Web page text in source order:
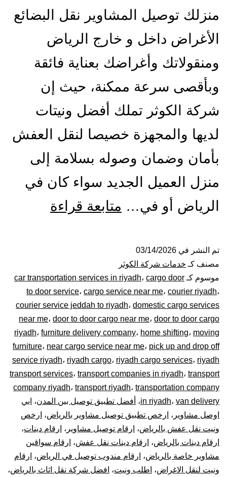
منزلك توصيل المشاوير نقل البضائع
الأغراض داخل و خارج الرياض
ومنقولاتك وأغراضك بعناية فائقة
وبأقصى سرعة ممكنة، حيث إن
شركة الكوثر تملك أفضل ونيتات
لديها والمجهزة خصيصا لنقل العفش
بأمان وضمان وصوله بسلامة إلى
منزل العميل الجديد سواء كان في
الرياض أو في… متابعة قراءة
بالرياض|
–
توصيل
نقل
البضائع
الأغراض
داخل
تم النشر في 03/14/2026
مصنف كـ خدمات شركة الكوثر
موسوم كـ
car transportation services in riyadh، cargo door
to door service، cargo service near me، courier riyadh،
courier service jeddah to riyadh، domestic cargo services
near me، door to door cargo near me، door to door cargo
riyadh، furniture delivery company، home shifting، moving
furniture، near cargo service near me، pick up and drop off
service riyadh، riyadh cargo، riyadh cargo services، riyadh
transport services، transport companies in riyadh، transport
company riyadh، transport riyadh، transportation company
in riyadh، van delivery ، أفضل تطبيق توصيل بين المدن، ابي
اوصل مشاوير ، ارخص تطبيق توصيل مشاوير بالرياض، ارخص
ونيت نقل عفش بالرياض، ارقام توصيل مشاوير ، ارقام دينات،
ارقام دينات بالرياض، ارقام دينات نقل عفش، ارقام سواقين
مشاوير خاصة بالرياض، ارقام مندوب توصيل في الرياض، ارقام
ونيت لنقل الاغراض، اطلب ونيت، افضل شركة نقل اثاث بالرياض،